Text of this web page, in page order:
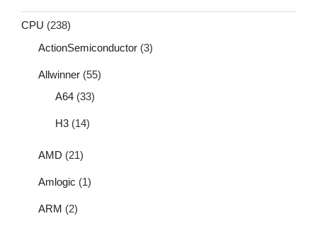
CPU (238)
ActionSemiconductor (3)
Allwinner (55)
A64 (33)
H3 (14)
AMD (21)
Amlogic (1)
ARM (2)